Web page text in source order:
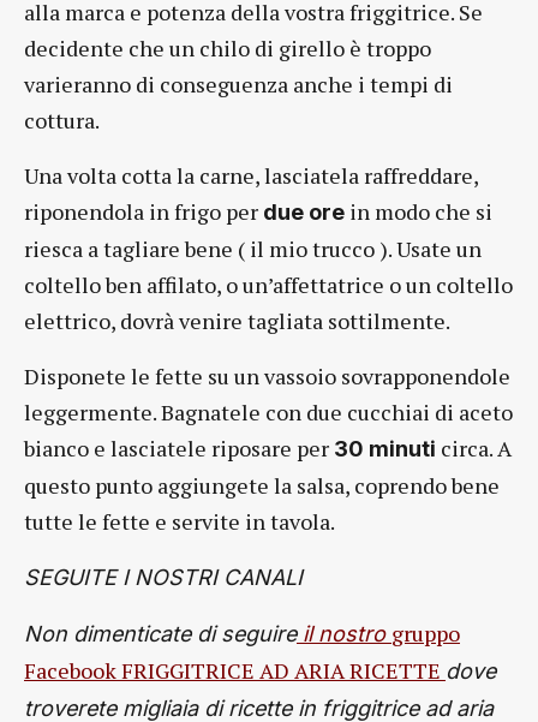
alla marca e potenza della vostra friggitrice. Se
decidente che un chilo di girello è troppo
varieranno di conseguenza anche i tempi di
cottura.
Una volta cotta la carne, lasciatela raffreddare,
riponendola in frigo per due ore in modo che si
riesca a tagliare bene ( il mio trucco ). Usate un
coltello ben affilato, o un’affettatrice o un coltello
elettrico, dovrà venire tagliata sottilmente.
Disponete le fette su un vassoio sovrapponendole
leggermente. Bagnatele con due cucchiai di aceto
bianco e lasciatele riposare per 30 minuti circa. A
questo punto aggiungete la salsa, coprendo bene
tutte le fette e servite in tavola.
SEGUITE I NOSTRI CANALI
Non dimenticate di seguireil nostro gruppo
Facebook FRIGGITRICE AD ARIA RICETTE dove
troverete migliaia di ricette in friggitrice ad aria